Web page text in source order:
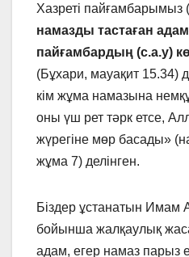
Хазреті пайғамбарымыз
намазды тастаған
пайғамбардың (с.а.у)
(Бұхари, мауақит 15.34)
кім жұма намазына
оны үш рет тәрк етсе,
жүрегіне мөр басады»
жұма 7) делінген.
Біздер ұстанатын Имам
бойынша жалқаулық
адам, егер намаз парыз